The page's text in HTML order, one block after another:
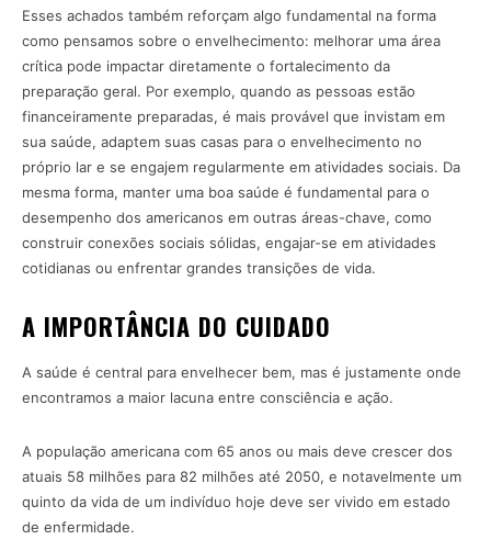
Esses achados também reforçam algo fundamental na forma
como pensamos sobre o envelhecimento: melhorar uma área
crítica pode impactar diretamente o fortalecimento da
preparação geral. Por exemplo, quando as pessoas estão
financeiramente preparadas, é mais provável que invistam em
sua saúde, adaptem suas casas para o envelhecimento no
próprio lar e se engajem regularmente em atividades sociais. Da
mesma forma, manter uma boa saúde é fundamental para o
desempenho dos americanos em outras áreas-chave, como
construir conexões sociais sólidas, engajar-se em atividades
cotidianas ou enfrentar grandes transições de vida.
A IMPORTÂNCIA DO CUIDADO
A saúde é central para envelhecer bem, mas é justamente onde
encontramos a maior lacuna entre consciência e ação.
A população americana com 65 anos ou mais deve crescer dos
atuais 58 milhões para 82 milhões até 2050, e notavelmente um
quinto da vida de um indivíduo hoje deve ser vivido em estado
de enfermidade.